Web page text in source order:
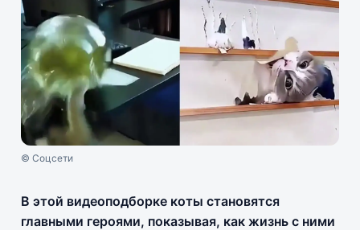
© Соцсети
В этой видеоподборке коты становятся
главными героями, показывая, как жизнь с ними